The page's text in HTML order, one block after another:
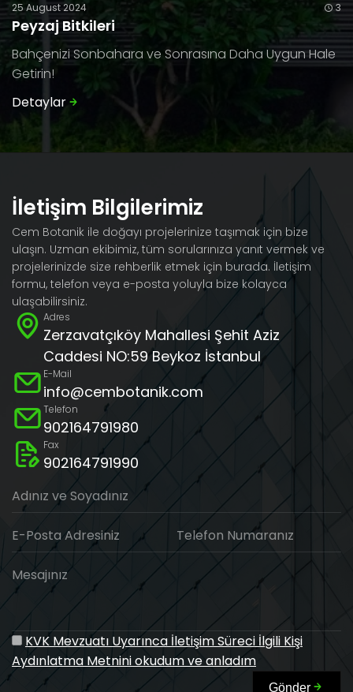
25 August 2024 3
Peyzaj Bitkileri
Bahçenizi Sonbahara ve Sonrasına Daha Uygun Hale
Getirin!
Detaylar
İletişim Bilgilerimiz
Cem Botanik ile doğayı projelerinize taşımak için bize
ulaşın. Uzman ekibimiz, tüm sorularınıza yanıt vermek ve
projelerinizde size rehberlik etmek için burada. İletişim
formu, telefon veya e-posta yoluyla bize kolayca
ulaşabilirsiniz.
Adres
Zerzavatçıköy Mahallesi Şehit Aziz
Caddesi NO:59 Beykoz İstanbul
E-Mail
info@cembotanik.com
Telefon
902164791980
Fax
902164791990
Adınız ve Soyadınız
E-Posta Adresiniz Telefon Numaranız
Mesajınız
KVK Mevzuatı Uyarınca İletişim Süreci İlgili Kişi
Aydınlatma Metnini okudum ve anladım
Gönder